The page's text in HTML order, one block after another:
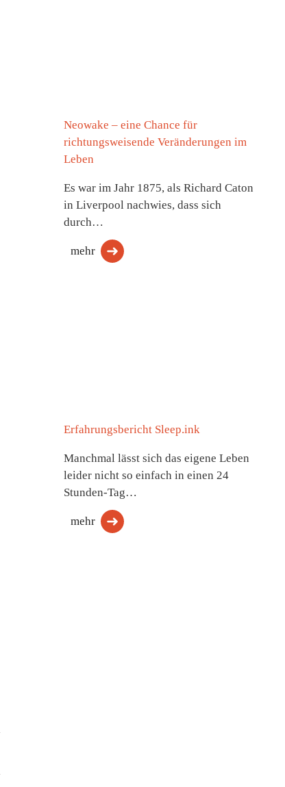
Neowake – eine Chance für
richtungsweisende Veränderungen im
Leben
Es war im Jahr 1875, als Richard Caton
in Liverpool nachwies, dass sich
durch…
mehr
Erfahrungsbericht Sleep.ink
Manchmal lässt sich das eigene Leben
leider nicht so einfach in einen 24
Stunden-Tag…
mehr